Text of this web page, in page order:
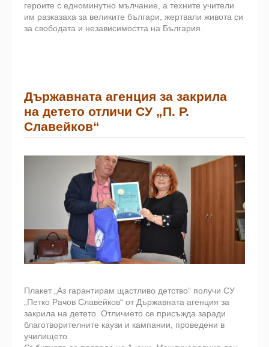
героите с едноминутно мълчание, а техните учители
им разказаха за великите българи, жертвали живота си
за свободата и независимостта на България.
Държавната агенция за закрила
на детето отличи СУ „П. Р.
Славейков“
Плакет „Аз гарантирам щастливо детство“ получи СУ
„Петко Рачов Славейков“ от Държавната агенция за
закрила на детето. Отличието се присъжда заради
благотворителните каузи и кампании, проведени в
училището.